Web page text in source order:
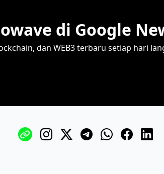
di Google
dan WEB3 terbaru setiap hari